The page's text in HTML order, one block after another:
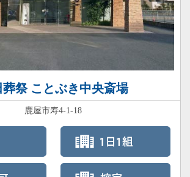
葬祭 ことぶき中央斎場
鹿屋市寿4-1-18